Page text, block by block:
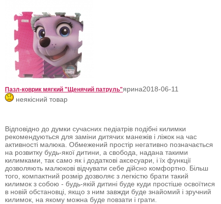
Пазл-коврик мягкий "Щенячий патруль"ярина2018-06-11
неякісний товар
Відповідно до думки сучасних педіатрів подібні килимки
рекомендуються для заміни дитячих манежів і ліжок на час
активності малюка. Обмежений простір негативно позначається
на розвитку будь-якої дитини, а свобода, надана такими
килимками, так само як і додаткові аксесуари, і їх функції
дозволяють малюкові відчувати себе дійсно комфортно. Більш
того, компактний розмір дозволяє з легкістю брати такий
килимок з собою - будь-якій дитині буде куди простіше освоїтися
в новій обстановці, якщо з ним завжди буде знайомий і зручний
килимок, на якому можна буде повзати і грати.